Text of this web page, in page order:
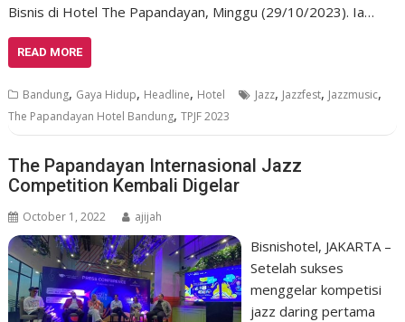
Bisnis di Hotel The Papandayan, Minggu (29/10/2023). Ia…
READ MORE
Bandung, Gaya Hidup, Headline, Hotel Jazz, Jazzfest, Jazzmusic,
The Papandayan Hotel Bandung,TPJF 2023
The Papandayan Internasional Jazz
Competition Kembali Digelar
October 1, 2022 ajijah
Bisnishotel, JAKARTA –
Setelah sukses
menggelar kompetisi
jazz daring pertama